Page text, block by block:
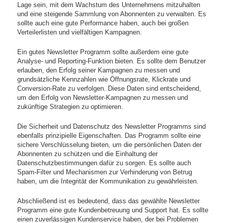
Lage sein, mit dem Wachstum des Unternehmens mitzuhalten
und eine steigende Sammlung von Abonnenten zu verwalten. Es
sollte auch eine gute Performance haben, auch bei großen
Verteilerlisten und vielfältigen Kampagnen.
Ein gutes Newsletter Programm sollte außerdem eine gute
Analyse- und Reporting-Funktion bieten. Es sollte dem Benutzer
erlauben, den Erfolg seiner Kampagnen zu messen und
grundsätzliche Kennzahlen wie Öffnungsrate, Klickrate und
Conversion-Rate zu verfolgen. Diese Daten sind entscheidend,
um den Erfolg von Newsletter-Kampagnen zu messen und
zukünftige Strategien zu optimieren.
Die Sicherheit und Datenschutz des Newsletter Programms sind
ebenfalls prinzipielle Eigenschaften. Das Programm sollte eine
sichere Verschlüsselung bieten, um die persönlichen Daten der
Abonnenten zu schützen und die Einhaltung der
Datenschutzbestimmungen dafür zu sorgen. Es sollte auch
Spam-Filter und Mechanismen zur Verhinderung von Betrug
haben, um die Integrität der Kommunikation zu gewährleisten.
Abschließend ist es bedeutend, dass das gewählte Newsletter
Programm eine gute Kundenbetreuung und Support hat. Es sollte
einen zuverlässigen Kundenservice haben, der bei Problemen